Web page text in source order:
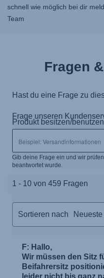
schnell wie möglich bei dir
Team
Fragen